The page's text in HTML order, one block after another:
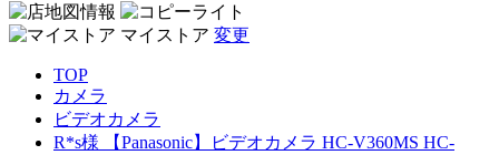
マイストア 変更
TOP
カメラ
ビデオカメラ
R*s様 【Panasonic】ビデオカメラ HC-V360MS HC-